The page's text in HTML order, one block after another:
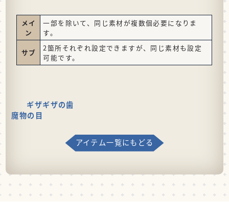
メイ
ン
一部を除いて、同じ素材が複数個必要になりま
す。
サブ
2箇所それぞれ設定できますが、同じ素材も設定
可能です。
ギザギザの歯
魔物の目
アイテム一覧にもどる